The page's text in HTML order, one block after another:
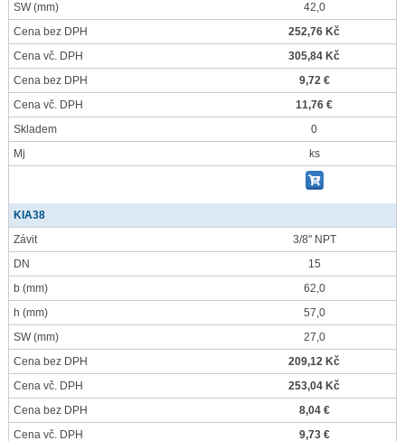
SW(mm)
42,0
Cena bez DPH
252,76 Kč
Cena vč. DPH
305,84 Kč
Cena bez DPH
9,72 €
Cena vč. DPH
11,76 €
Skladem
0
Mj
ks
KIA38
Závit
3/8" NPT
DN
15
b (mm)
62,0
h (mm)
57,0
SW(mm)
27,0
Cena bez DPH
209,12 Kč
Cena vč. DPH
253,04 Kč
Cena bez DPH
8,04 €
Cena vč. DPH
9,73 €